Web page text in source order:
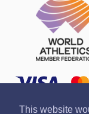
This website